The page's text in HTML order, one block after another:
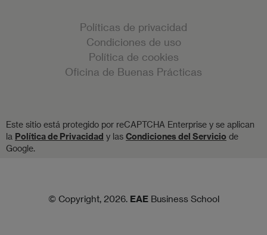
Políticas de privacidad
Condiciones de uso
Política de cookies
Oficina de Buenas Prácticas
Este sitio está protegido por reCAPTCHA Enterprise y se aplican
la Política de Privacidad y las Condiciones del Servicio de
Google.
© Copyright, 2026. EAE Business School